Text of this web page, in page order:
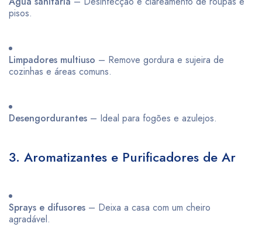
pisos.
Limpadores multiuso – Remove gordura e sujeira de
cozinhas e áreas comuns.
Desengordurantes – Ideal para fogões e azulejos.
3. Aromatizantes e Purificadores de Ar
Sprays e difusores – Deixa a casa com um cheiro
agradável.